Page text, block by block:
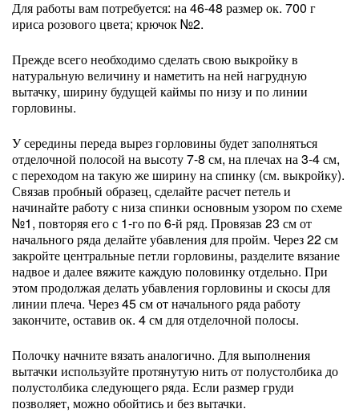
Для работы вам потребуется: на 46-48 размер ок. 700 г
ириса розового цвета; крючок №2.
Прежде всего необходимо сделать свою выкройку в
натуральную величину и наметить на ней нагрудную
вытачку, ширину будущей каймы по низу и по линии
горловины.
У середины переда вырез горловины будет заполняться
отделочной полосой на высоту 7-8 см, на плечах на 3-4 см,
с переходом на такую же ширину на спинку (см. выкройку).
Связав пробный образец, сделайте расчет петель и
начинайте работу с низа спинки основным узором по схеме
№1, повторяя его с 1-го по 6-й ряд. Провязав 23 см от
начального ряда делайте убавления для пройм. Через 22 см
закройте центральные петли горловины, разделите вязание
надвое и далее вяжите каждую половинку отдельно. При
этом продолжая делать убавления горловины и скосы для
линии плеча. Через 45 см от начального ряда работу
закончите, оставив ок. 4 см для отделочной полосы.
Полочку начните вязать аналогично. Для выполнения
вытачки используйте протянутую нить от полустолбика до
полустолбика следующего ряда. Если размер груди
позволяет, можно обойтись и без вытачки.